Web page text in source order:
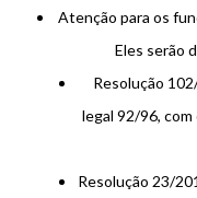
Atenção para os
Eles serão
Resolução
legal 92/96,
Resolução 23/